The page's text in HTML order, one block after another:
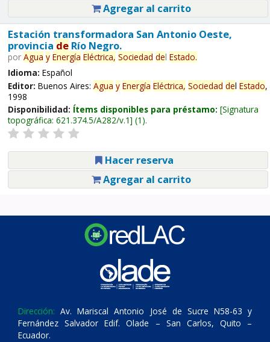
Agregar al carrito
Estación transformadora San Antonio Oeste,
provincia deRío Negro.
por Agua y Energía Eléctrica, Sociedad del Estado.
Idioma: Español
Editor: Buenos Aires: Agua y Energía Eléctrica, Sociedad del Estado,
1998
Disponibilidad: Ítems disponibles para préstamo: Signatura
topográfica: 621.374.5/A282/v.1 (1).
Hacer reserva
Agregar al carrito
Dirección: Av. Mariscal Antonio José de Sucre N58-63 y
Fernández Salvador Edif. Olade – San Carlos, Quito –
Ecuador.